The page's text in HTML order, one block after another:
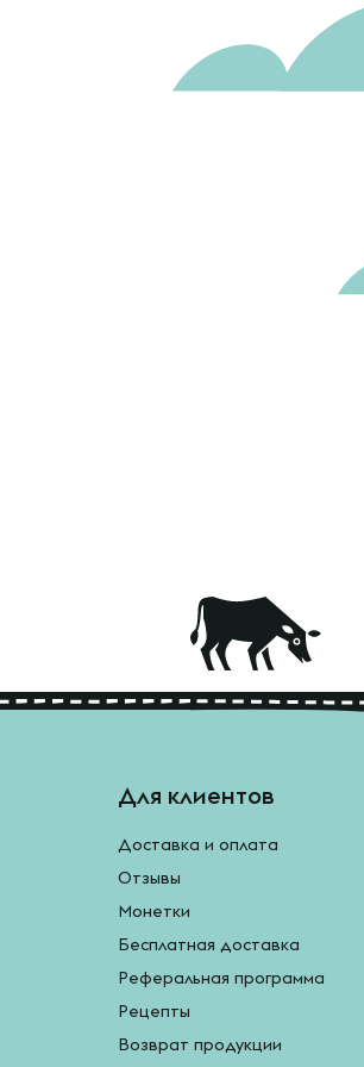
Для клиентов
Доставка и оплата
Отзывы
Монетки
Бесплатная доставка
Реферальная программа
Рецепты
Возврат продукции